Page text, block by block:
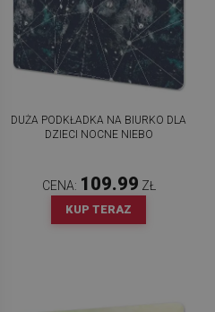
DUŻA PODKŁADKA NA BIURKO DLA
DZIECI NOCNE NIEBO
CENA: 109.99 ZŁ
KUP TERAZ